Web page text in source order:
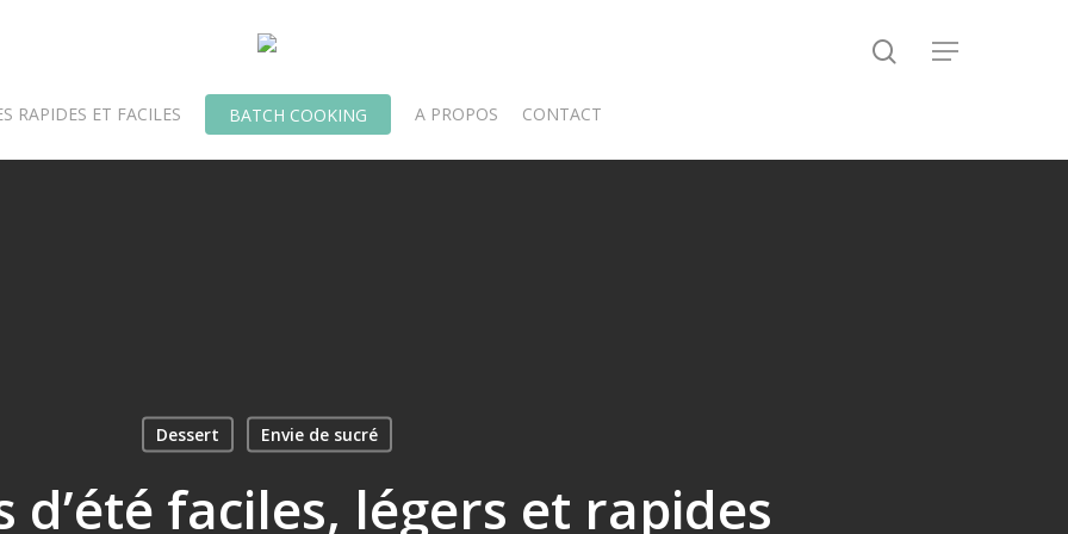
Menu
RAPIDES ET FACILES BATCH COOKING A PROPOS CONTACT
Dessert Envie de sucré
d’été faciles, légers et rapides